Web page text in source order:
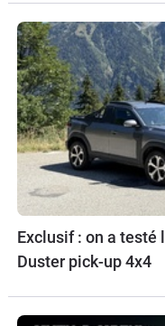
Exclusif : on a testé
Duster pick-up 4x4